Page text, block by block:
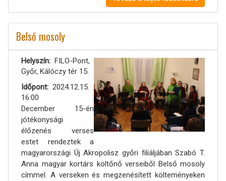
Belső mosoly
Helyszín
FILO-Pont,
Győr, Kálóczy tér 15.
Időpont
2024.12.15.
16:00
December 15-én
jótékonysági
élőzenés verses
estet rendeztek a
magyarországi Új Akropolisz győri filiáljában Szabó T.
Anna magyar kortárs költőnő verseiből Belső mosoly
címmel. A verseken és megzenésített költeményeken